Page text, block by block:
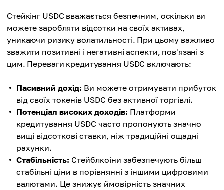
Стейкінг USDC вважається безпечним, оскільки ви
можете заробляти відсотки на своїх активах,
уникаючи ризику волатильності. При цьому важливо
зважити позитивні і негативні аспекти, пов'язані з
цим. Переваги кредитування USDC включають:
Пасивний дохід: Ви можете отримувати прибуток
від своїх токенів USDC без активної торгівлі.
Потенціал високих доходів: Платформи
кредитування USDC часто пропонують значно
вищі відсоткові ставки, ніж традиційні ощадні
рахунки.
Стабільність: Стейблкоіни забезпечують більш
стабільні ціни в порівнянні з іншими цифровими
валютами. Це знижує ймовірність значних